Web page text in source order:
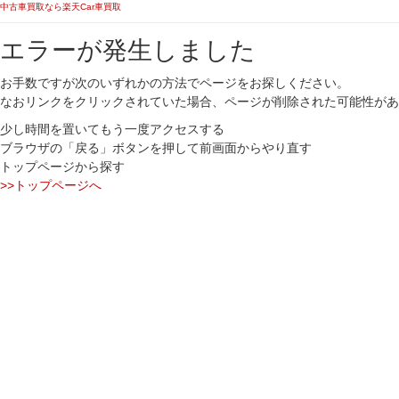
中古車買取なら楽天Car車買取
エラーが発生しました
お手数ですが次のいずれかの方法でページをお探しください。
なおリンクをクリックされていた場合、ページが削除された可能性が
少し時間を置いてもう一度アクセスする
ブラウザの「戻る」ボタンを押して前画面からやり直す
トップページから探す
>>トップページへ